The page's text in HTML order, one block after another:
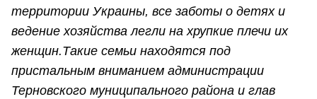
территории Украины, все заботы о детях и
ведение хозяйства легли на хрупкие плечи их
женщин.Такие семьи находятся под
пристальным вниманием администрации
Терновского муниципального района и глав